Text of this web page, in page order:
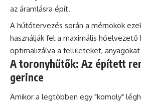
az áramlásra épít.
A hűtőtervezés során a mérnökök
használják fel a maximális
optimalizálva a felületeket,
A toronyhűtők: Az épített
gerince
Amikor a legtöbben egy "komoly"